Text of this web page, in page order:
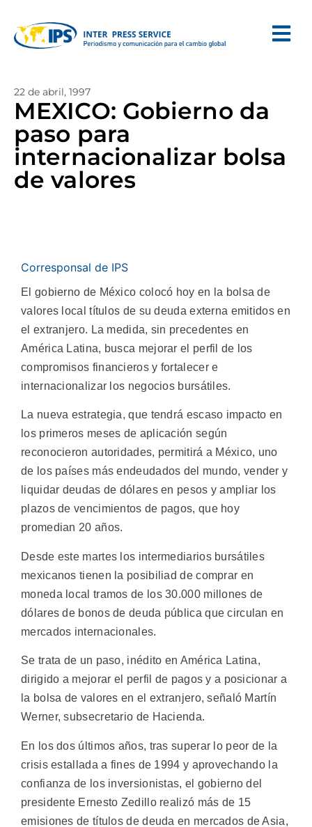
22 de abril, 1997
MEXICO: Gobierno da
paso para
internacionalizar bolsa
de valores
Corresponsal de IPS
El gobierno de México colocó hoy en la bolsa de
valores local títulos de su deuda externa emitidos en
el extranjero. La medida, sin precedentes en
América Latina, busca mejorar el perfil de los
compromisos financieros y fortalecer e
internacionalizar los negocios bursátiles.
La nueva estrategia, que tendrá escaso impacto en
los primeros meses de aplicación según
reconocieron autoridades, permitirá a México, uno
de los países más endeudados del mundo, vender y
liquidar deudas de dólares en pesos y ampliar los
plazos de vencimientos de pagos, que hoy
promedian 20 años.
Desde este martes los intermediarios bursátiles
mexicanos tienen la posibiliad de comprar en
moneda local tramos de los 30.000 millones de
dólares de bonos de deuda pública que circulan en
mercados internacionales.
Se trata de un paso, inédito en América Latina,
dirigido a mejorar el perfil de pagos y a posicionar a
la bolsa de valores en el extranjero, señaló Martín
Werner, subsecretario de Hacienda.
En los dos últimos años, tras superar lo peor de la
crisis estallada a fines de 1994 y aprovechando la
confianza de los inversionistas, el gobierno del
presidente Ernesto Zedillo realizó más de 15
emisiones de títulos de deuda en mercados de Asia,